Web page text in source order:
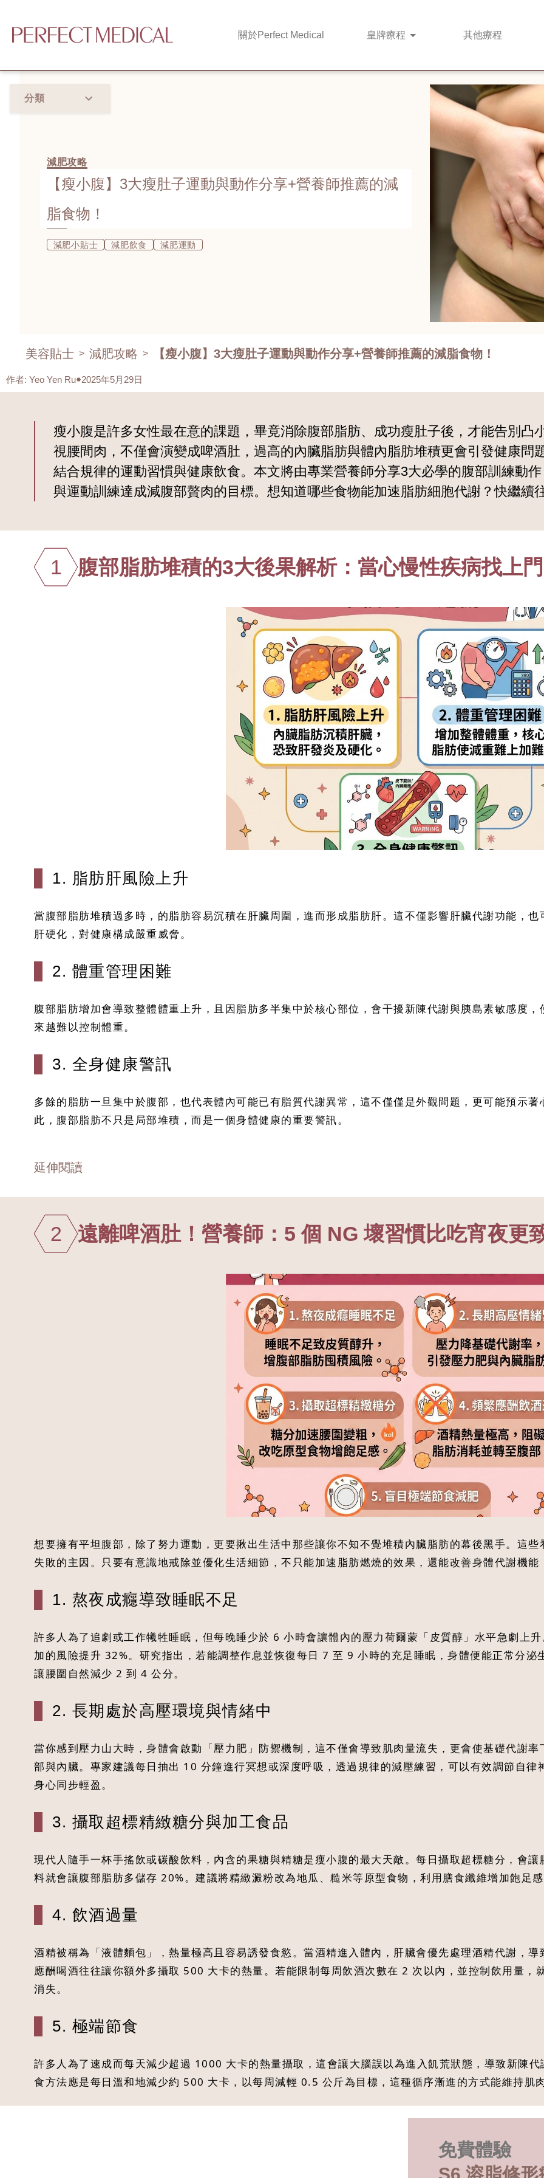
關於Perfect Medical 皇牌療程 其他療程
分類
減肥攻略
【瘦小腹】3大瘦肚子運動與動作分享+營養師推薦的減
脂食物！
減肥小貼士 減肥飲食 減肥運動
美容貼士 > 減肥攻略 > 【瘦小腹】3大瘦肚子運動與動作分享+營養師推薦的減脂食物！
作者: Yeo Yen Ru 2025年5月29日
瘦小腹是許多女性最在意的課題，畢竟消除腹部脂肪、成功瘦肚子後，才能告別凸
視腰間肉，不僅會演變成啤酒肚，過高的內臟脂肪與體內脂肪堆積更會引發健康問
結合規律的運動習慣與健康飲食。本文將由專業營養師分享3大必學的腹部訓練動
與運動訓練達成減腹部贅肉的目標。想知道哪些食物能加速脂肪細胞代謝？快繼續
1 腹部脂肪堆積的3大後果解析：當心慢性疾病找上
1. 脂肪肝風險上升
當腹部脂肪堆積過多時，的脂肪容易沉積在肝臟周圍，進而形成脂肪肝。這不僅影響肝臟代謝功能，
肝硬化，對健康構成嚴重威脅。
2. 體重管理困難
腹部脂肪增加會導致整體體重上升，且因脂肪多半集中於核心部位，會干擾新陳代謝與胰島素敏感度
來越難以控制體重。
3. 全身健康警訊
多餘的脂肪一旦集中於腹部，也代表體內可能已有脂質代謝異常，這不僅僅是外觀問題，更可能預示
此，腹部脂肪不只是局部堆積，而是一個身體健康的重要警訊。
延伸閱讀
2 遠離啤酒肚！營養師：5 個 NG 壞習慣比吃宵夜更
想要擁有平坦腹部，除了努力運動，更要揪出生活中那些讓你不知不覺堆積內臟脂肪的幕後黑手。這
失敗的主因。只要有意識地戒除並優化生活細節，不只能加速脂肪燃燒的效果，還能改善身體代謝機
1. 熬夜成癮導致睡眠不足
許多人為了追劇或工作犧牲睡眠，但每晚睡少於 6 小時會讓體內的壓力荷爾蒙「皮質醇」水平急劇上
加的風險提升 32%。研究指出，若能調整作息並恢復每日 7 至 9 小時的充足睡眠，身體便能正常分
讓腰圍自然減少 2 到 4 公分。
2. 長期處於高壓環境與情緒中
當你感到壓力山大時，身體會啟動「壓力肥」防禦機制，這不僅會導致肌肉量流失，更會使基礎代謝
部與內臟。專家建議每日抽出 10 分鐘進行冥想或深度呼吸，透過規律的減壓練習，可以有效調節自
身心同步輕盈。
3. 攝取超標精緻糖分與加工食品
現代人隨手一杯手搖飲或碳酸飲料，內含的果糖與精糖是瘦小腹的最大天敵。每日攝取超標糖分，會
料就會讓腹部脂肪多儲存 20%。建議將精緻澱粉改為地瓜、糙米等原型食物，利用膳食纖維增加飽足
4. 飲酒過量
酒精被稱為「液體麵包」，熱量極高且容易誘發食慾。當酒精進入體內，肝臟會優先處理酒精代謝，
應酬喝酒往往讓你額外多攝取 500 大卡的熱量。若能限制每周飲酒次數在 2 次以內，並控制飲用量，
消失。
5. 極端節食
許多人為了速成而每天減少超過 1000 大卡的熱量攝取，這會讓大腦誤以為進入飢荒狀態，導致新陳
食方法應是每日溫和地減少約 500 大卡，以每周減輕 0.5 公斤為目標，這種循序漸進的方式能維持肌
免費體驗
S6 溶脂修形